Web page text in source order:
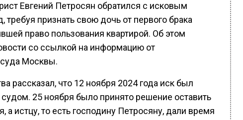
Евгений Петросян обратился с исковым
требуя признать свою дочь от первого брака
право пользования квартирой. Об этом
со ссылкой на информацию от
Москвы.
рассказал, что 12 ноября 2024 года иск был
судом. 25 ноября было принято решение оставить
а истцу, то есть господину Петросяну, дали время